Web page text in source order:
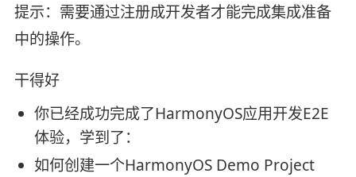
提示：需要通过注册成开发者才能完成集成准备
中的操作。
干得好
你已经成功完成了HarmonyOS应用开发E2E
体验，学到了：
如何创建一个HarmonyOS Demo Project